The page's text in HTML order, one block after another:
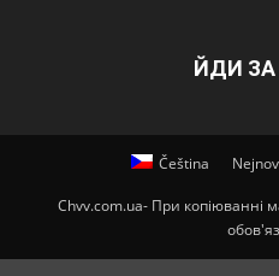
ЙДИ
Čeština
Chvv.com.ua- При копіюванні